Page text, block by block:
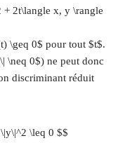
+ 2t\langle x, y \rangle
\geq 0$ pour tout $t$.
\neq 0$) ne peut donc
discriminant réduit
\leq 0 $$